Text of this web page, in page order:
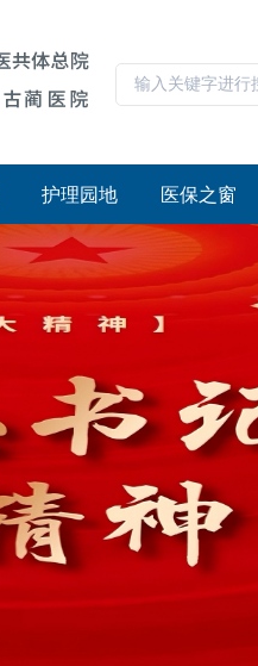
护理园地 医保之窗